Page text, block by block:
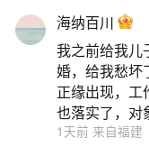
是很常见的问题
麻烦，下面就这
1、离异女人
离异女人梦
海纳百川
我之前给我儿
婚，给我愁坏
正缘出现，工
也落实了，对
1天前 来自福建